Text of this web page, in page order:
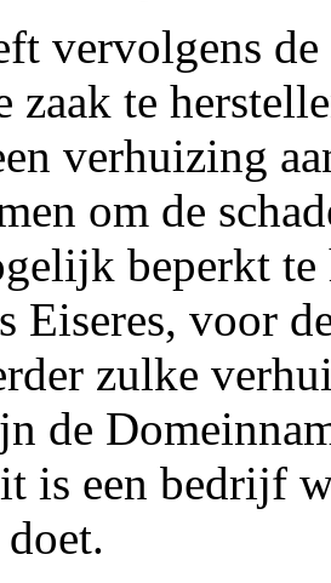
vervolgens
zaak te
verhuizing
om de
beperkt te
Eiseres, voor
zulke
de
is een bedrijf